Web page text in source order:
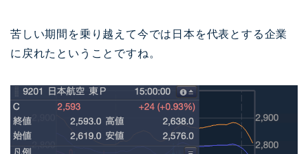
苦しい期間を乗り越えて今では日本を代表とする企業
に戻れたということですね。